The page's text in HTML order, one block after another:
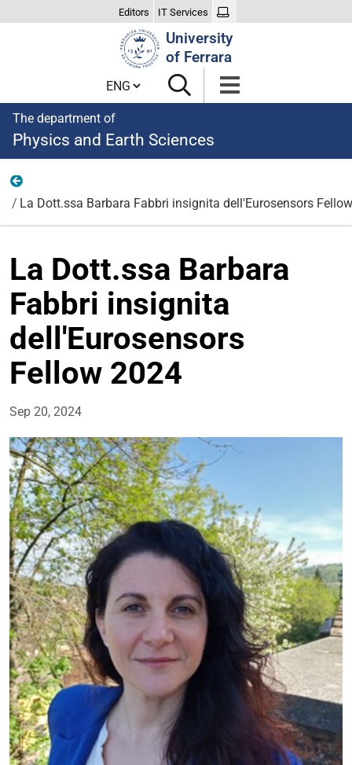
Editors IT Services
University
of Ferrara
Cambia lingua
The department of
Physics and Earth Sciences
La Dott.ssa Barbara Fabbri insignita dell'Eurosensors
La Dott.ssa Barbara
Fabbri insignita
dell'Eurosensors
Fellow 2024
Sep 20, 2024